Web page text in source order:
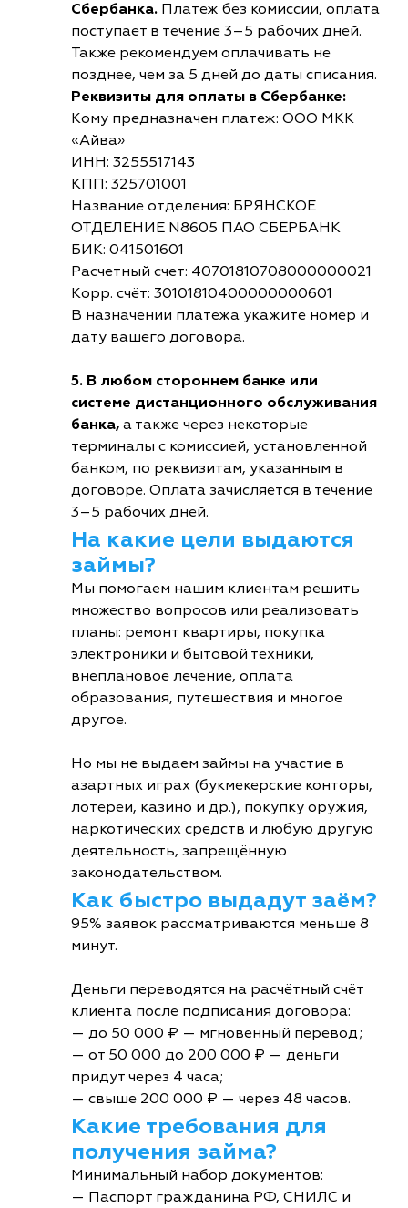
Сбербанка. Платеж без комиссии, оплата
поступает в течение 3–5 рабочих дней.
Также рекомендуем оплачивать не
позднее, чем за 5 дней до даты списания.
Реквизиты для оплаты в Сбербанке:
Кому предназначен платеж: ООО МКК
«Айва»
ИНН: 3255517143
КПП: 325701001
Название отделения: БРЯНСКОЕ
ОТДЕЛЕНИЕ N8605 ПАО СБЕРБАНК
БИК: 041501601
Расчетный счет: 40701810708000000021
Корр. счёт: 30101810400000000601
В назначении платежа укажите номер и
дату вашего договора.
5. В любом стороннем банке или
системе дистанционного обслуживания
банка, а также через некоторые
терминалы с комиссией, установленной
банком, по реквизитам, указанным в
договоре. Оплата зачисляется в течение
3–5 рабочих дней.
На какие цели выдаются
займы?
Мы помогаем нашим клиентам решить
множество вопросов или реализовать
планы: ремонт квартиры, покупка
электроники и бытовой техники,
внеплановое лечение, оплата
образования, путешествия и многое
другое.
Но мы не выдаем займы на участие в
азартных играх (букмекерские конторы,
лотереи, казино и др.), покупку оружия,
наркотических средств и любую другую
деятельность, запрещённую
законодательством.
Как быстро выдадут заём?
95% заявок рассматриваются меньше 8
минут.
Деньги переводятся на расчётный счёт
клиента после подписания договора:
— до 50 000 ₽ — мгновенный перевод;
— от 50 000 до 200 000 ₽ — деньги
придут через 4 часа;
— свыше 200 000 ₽ — через 48 часов.
Какие требования для
получения займа?
Минимальный набор документов:
— Паспорт гражданина РФ, СНИЛС и